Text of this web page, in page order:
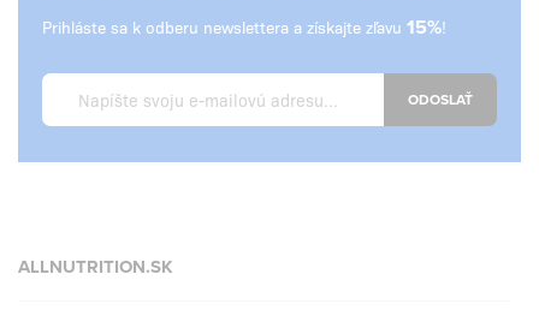
Prihláste sa k odberu newslettera a získajte zľavu 15%!
ODOSLAŤ
ALLNUTRITION.SK